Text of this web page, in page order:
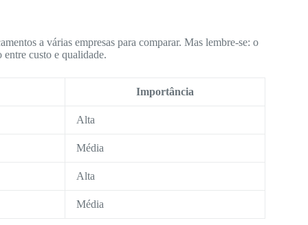
a várias empresas para comparar. Mas lembre-se: o
custo e qualidade.
Importância
Alta
Média
Alta
Média